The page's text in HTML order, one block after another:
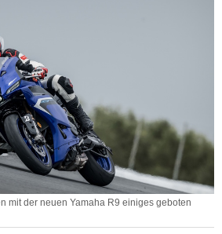
mit der neuen Yamaha R9 einiges geboten